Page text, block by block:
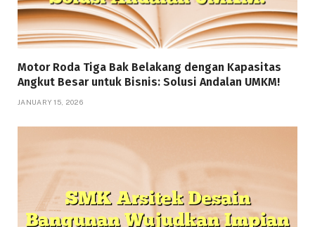
Motor Roda Tiga Bak Belakang dengan Kapasitas
Angkut Besar untuk Bisnis: Solusi Andalan UMKM!
JANUARY 15, 2026